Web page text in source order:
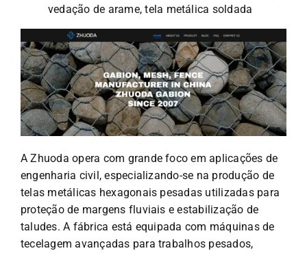
vedação de arame, tela metálica soldada
A Zhuoda opera com grande foco em aplicações de
engenharia civil, especializando-se na produção de
telas metálicas hexagonais pesadas utilizadas para
proteção de margens fluviais e estabilização de
taludes. A fábrica está equipada com máquinas de
tecelagem avançadas para trabalhos pesados,